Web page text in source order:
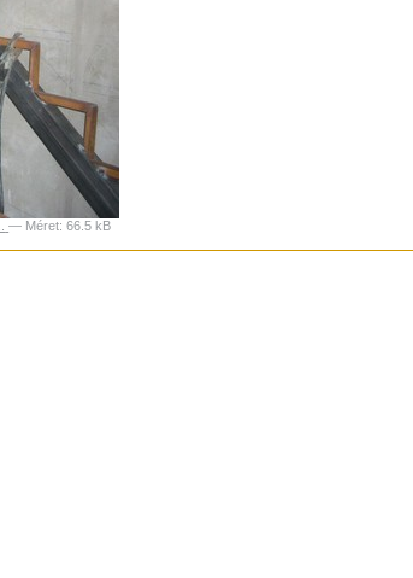
— Méret:66.5 kB